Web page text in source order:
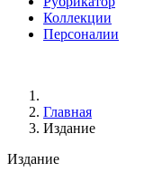
Коллекции
Персоналии
Главная
Издание
Издание